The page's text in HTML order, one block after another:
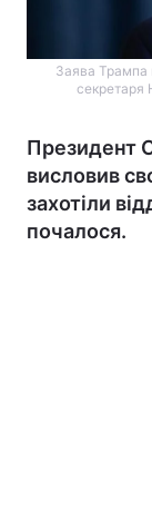
Заява Трампа
секретаря
Президент
висловив
захотіли
почалося.